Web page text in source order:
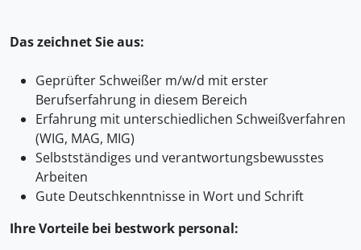
Das zeichnet Sie aus:
Geprüfter Schweißer m/w/d mit erster
Berufserfahrung in diesem Bereich
Erfahrung mit unterschiedlichen Schweißverfahren
(WIG, MAG, MIG)
Selbstständiges und verantwortungsbewusstes
Arbeiten
Gute Deutschkenntnisse in Wort und Schrift
Ihre Vorteile bei bestwork personal: